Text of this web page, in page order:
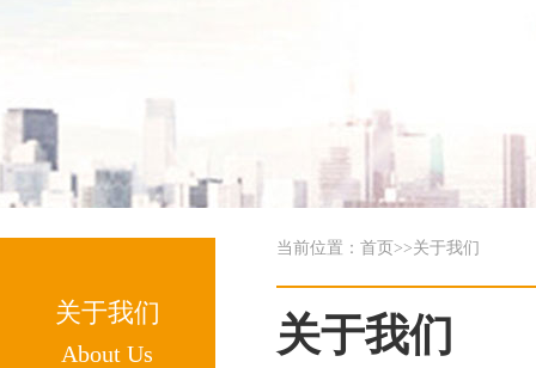
关于我们
About Us
当前位置： 首页 >>关于我们
关于我们